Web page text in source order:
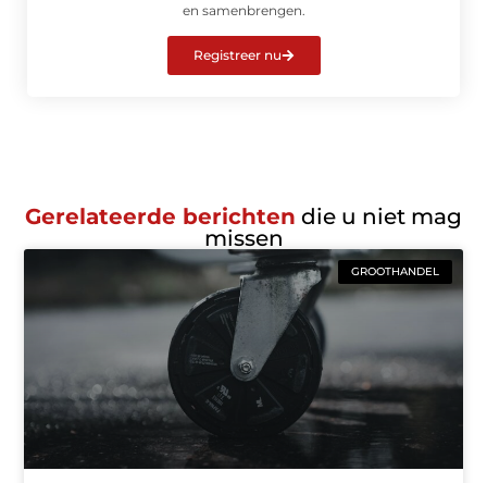
en samenbrengen.
Registreer nu
Gerelateerde berichten die u niet mag
missen
GROOTHANDEL